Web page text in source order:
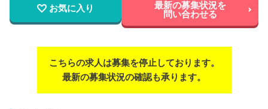
お気に入り 最新の募集状況を
問い合わせる
こちらの求人は募集を停止しております。
最新の募集状況の確認も承ります。